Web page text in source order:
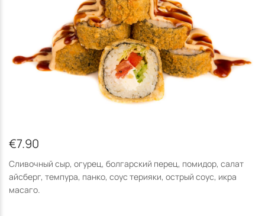
23222300
(Imanta)
20665777
(Jugla)
22158888
€7.90
Сливочный сыр, огурец, болгарский перец, помидор, салат
айсберг, темпура, панко, соус терияки, острый соус, икра
масаго.